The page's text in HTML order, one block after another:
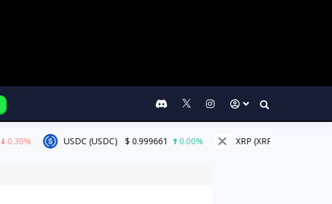
USDC (USDC) $0.999661 0.00% XRP (XRP) $1.03